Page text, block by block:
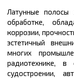
Латунные полосы
обработке,
коррозии,
эстетичный
многих
радиотехнике, в
судостроении,